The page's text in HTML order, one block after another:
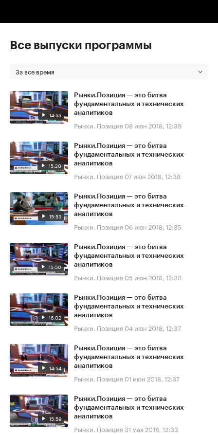
Все выпуски программы
За все время
14:55
Рынки.Позиция — это битва
фундаментальных и технических
аналитиков
Рынки. Позиция 08 июн 2018, 12:39
15:20
Рынки.Позиция — это битва
фундаментальных и технических
аналитиков
Рынки. Позиция 07 июн 2018, 12:38
15:53
Рынки.Позиция — это битва
фундаментальных и технических
аналитиков
Рынки. Позиция 06 июн 2018, 12:35
15:50
Рынки.Позиция — это битва
фундаментальных и технических
аналитиков
Рынки. Позиция 05 июн 2018, 12:38
16:02
Рынки.Позиция — это битва
фундаментальных и технических
аналитиков
Рынки. Позиция 04 июн 2018, 12:37
14:54
Рынки.Позиция — это битва
фундаментальных и технических
аналитиков
Рынки. Позиция 01 июн 2018, 12:37
15:59
Рынки.Позиция — это битва
фундаментальных и технических
аналитиков
Рынки. Позиция 31 мая 2018, 12:33